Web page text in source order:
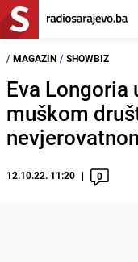
/ MAGAZIN / SHOWBIZ
Eva Longoria
muškom
12.10.22. 11:20 0